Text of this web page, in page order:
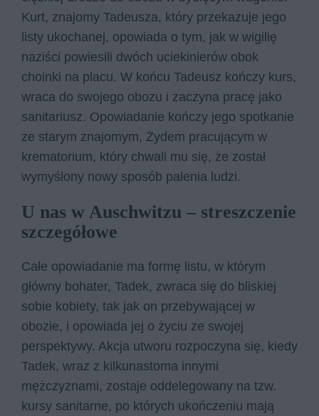
Kurt, znajomy Tadeusza, który przekazuje jego
listy ukochanej, opowiada o tym, jak w wigilię
naziści powiesili dwóch uciekinierów obok
choinki na placu. W końcu Tadeusz kończy kurs,
wraca do swojego obozu i zaczyna pracę jako
sanitariusz. Opowiadanie kończy jego spotkanie
ze starym znajomym, Żydem pracującym w
krematorium, który chwali mu się, że został
wymyślony nowy sposób palenia ludzi.
U nas w Auschwitzu – streszczenie
szczegółowe
Całe opowiadanie ma formę listu, w którym
główny bohater, Tadek, zwraca się do bliskiej
sobie kobiety, tak jak on przebywającej w
obozie, i opowiada jej o życiu ze swojej
perspektywy. Akcja utworu rozpoczyna się, kiedy
Tadek, wraz z kilkunastoma innymi
mężczyznami, zostaje oddelegowany na tzw.
kursy sanitarne, po których ukończeniu mają